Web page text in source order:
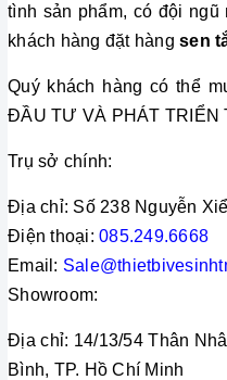
tình sản phẩm, có đội
khách hàng đặt hàng sen
Quý khách hàng có thể
ĐẦU TƯ VÀ PHÁT TRIỂN
Trụ sở chính:
Địa chỉ: Số 238 Nguyễn
Điện thoại: 085.249.6668
Email:
Showroom:
Địa chỉ: 14/13/54 Thân
Bình, TP. Hồ Chí Minh